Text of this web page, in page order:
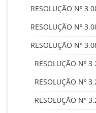
RESOLUÇÃO Nº
RESOLUÇÃO Nº
RESOLUÇÃO Nº
RESOLUÇÃO Nº
RESOLUÇÃO Nº
RESOLUÇÃO Nº